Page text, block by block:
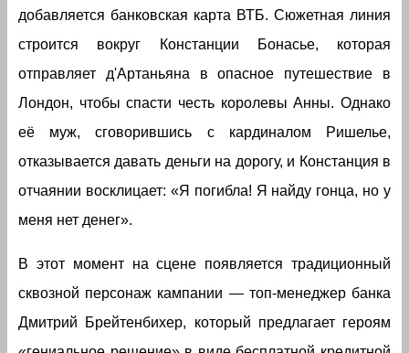
добавляется банковская карта ВТБ. Сюжетная линия
строится вокруг Констанции Бонасье, которая
отправляет д'Артаньяна в опасное путешествие в
Лондон, чтобы спасти честь королевы Анны. Однако
её муж, сговорившись с кардиналом Ришелье,
отказывается давать деньги на дорогу, и Констанция в
отчаянии восклицает: «Я погибла! Я найду гонца, но у
меня нет денег».
В этот момент на сцене появляется традиционный
сквозной персонаж кампании — топ-менеджер банка
Дмитрий Брейтенбихер, который предлагает героям